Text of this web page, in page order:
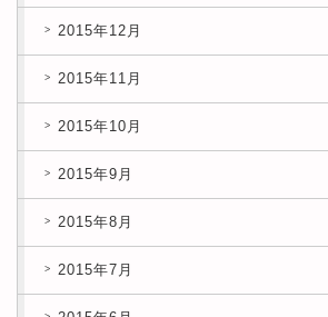
2015年12月
2015年11月
2015年10月
2015年9月
2015年8月
2015年7月